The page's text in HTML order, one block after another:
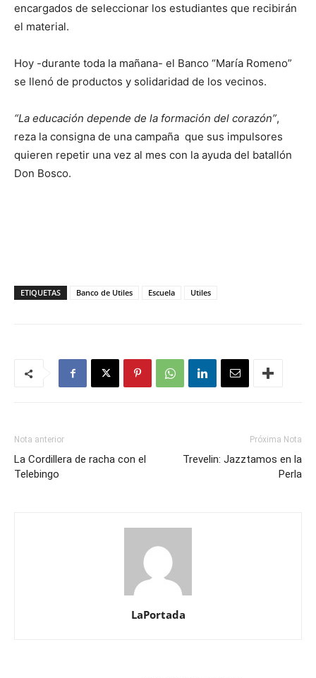
encargados de seleccionar los estudiantes que recibirán
el material.
Hoy -durante toda la mañana- el Banco “María Romeno”
se llenó de productos y solidaridad de los vecinos.
“La educación depende de la formación del corazón”,
reza la consigna de una campaña que sus impulsores
quieren repetir una vez al mes con la ayuda del batallón
Don Bosco.
ETIQUETAS Banco de Utiles Escuela Utiles
Nota anterior
La Cordillera de racha con el
Telebingo
Próxima Nota
Trevelin: Jazztamos en la
Perla
LaPortada